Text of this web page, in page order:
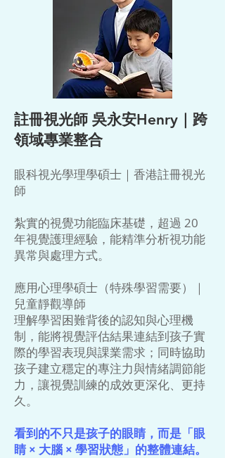
註冊視光師 吳永安Henry｜跨
領域專業整合
眼科視光學理學碩士｜香港註冊視光
師
紮實的視覺功能臨床基礎，超過 20
年視覺護理經驗，能精準分析視功能
異常與處理方式。
應用心理學碩士（特殊學習需要）｜
兒童靜觀導師
理解學習困難背後的認知與心理機
制，能將視覺評估結果連結到孩子實
際的學習表現與課業需求；同時協助
孩子建立穩定的專注力與情緒調節能
力，讓視覺訓練的成效更深化、更持
久。
看到的不只是孩子的眼睛，而是「眼
睛 × 大腦 × 學習狀態」的整體連結。